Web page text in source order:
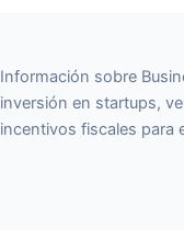
Información sobre
inversión en startups,
incentivos fiscales para